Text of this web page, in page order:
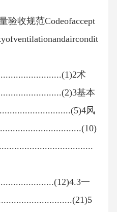
验收规范Codeofaccept
术
基本
风
一